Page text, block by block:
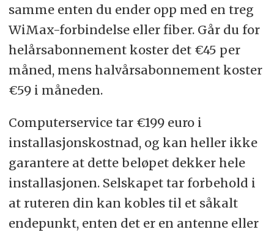
samme enten du ender opp med en treg
WiMax-forbindelse eller fiber. Går du for
helårsabonnement koster det €45 per
måned, mens halvårsabonnement koster
€59 i måneden.
Computerservice tar €199 euro i
installasjonskostnad, og kan heller ikke
garantere at dette beløpet dekker hele
installasjonen. Selskapet tar forbehold i
at ruteren din kan kobles til et såkalt
endepunkt, enten det er en antenne eller